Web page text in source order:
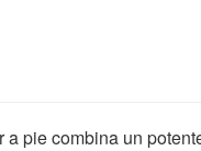
pie combina un